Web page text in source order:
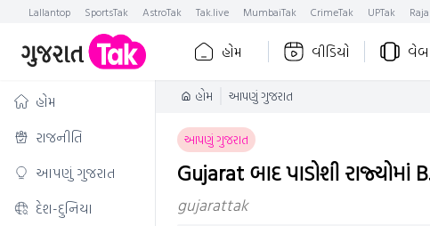
Lallantop SportsTak AstroTak Tak.live MumbaiTak CrimeTak UPTak
હોમ વીડિયો વેબ
હોમ
રાજનીતિ
આપણું ગુજરાત
દેશ-દુનિયા
હોમ આપણું ગુજરાત
આપણું ગુજરાત
Gujarat બાદ પાડોશી
gujarattak